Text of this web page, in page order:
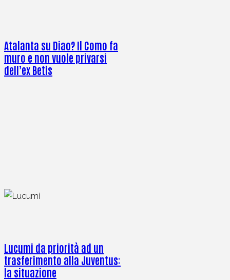
Atalanta su Diao? Il Como fa
muro e non vuole privarsi
dell’ex Betis
Lucumi da priorità ad un
trasferimento alla Juventus:
la situazione